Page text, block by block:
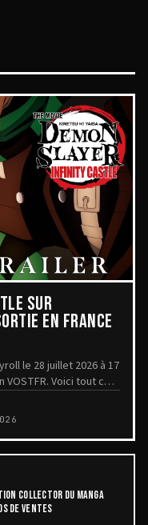
SUR
EN FRANCE
le 28 juillet 2026 à 17
Voici tout ce
COLLECTOR DU MANGA
DE VENTES